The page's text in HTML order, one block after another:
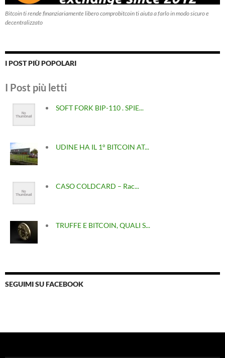
Bitcoin ti rende finanziariamente libero comprobitcoin ti aiuta a farlo in modo sicuro e
decentralizzato
I POST PIÙ POPOLARI
I Post più letti
SOFT FORK BIP-110 . SPIE...
UDINE HA IL 1° BITCOIN AT...
CASO COLDCARD – Rac...
TRUFFE E BITCOIN, QUALI S...
SEGUIMI SU FACEBOOK